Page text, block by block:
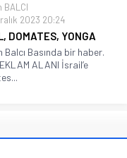
BALCI
2023 20:24
DOMATES, YONGA
Balcı Basında bir haber.
ALANI İsrail’e